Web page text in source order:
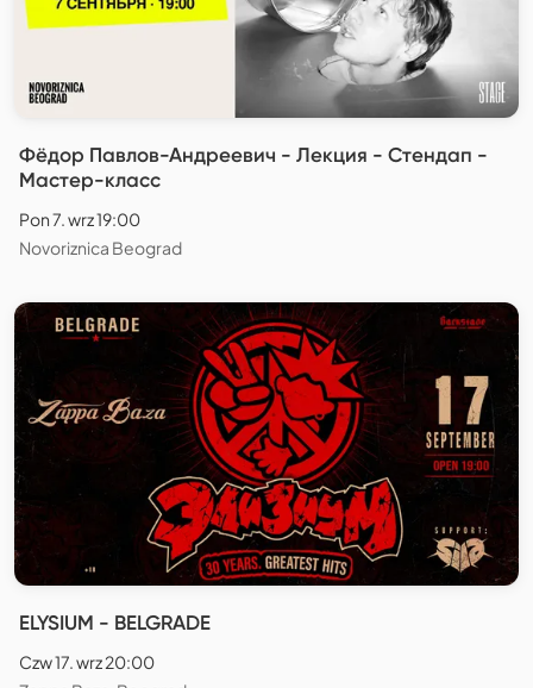
Фёдор Павлов-Андреевич - Лекция - Стендап -
Мастер-класс
Pon 7. wrz 19:00
Novoriznica Beograd
ELYSIUM - BELGRADE
Czw 17. wrz 20:00